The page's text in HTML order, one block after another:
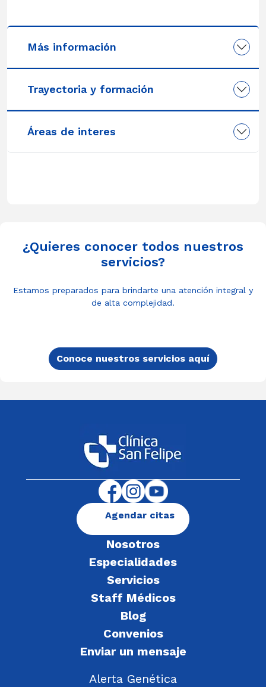
Más información
Trayectoria y formación
Áreas de interes
¿Quieres conocer todos nuestros
servicios?
Estamos preparados para brindarte una atención integral y
de alta complejidad.
Conoce nuestros servicios aquí
Nosotros
Especialidades
Servicios
Staff Médicos
Blog
Convenios
Enviar un mensaje
Alerta Genética
Agendar citas